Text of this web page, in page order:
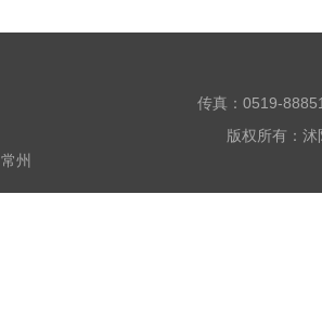
传真：0519-
版权所有：
常州